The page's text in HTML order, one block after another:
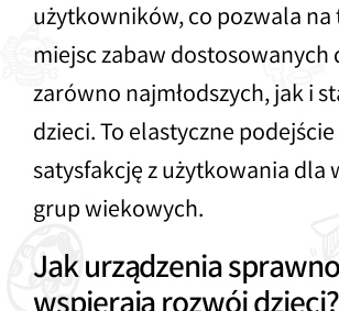
użytkowników, co pozwala
miejsc zabaw dostosowanych
zarówno najmłodszych, jak i
dzieci. To elastyczne
satysfakcję z użytkowania dla
grup wiekowych.
Jak urządzenia